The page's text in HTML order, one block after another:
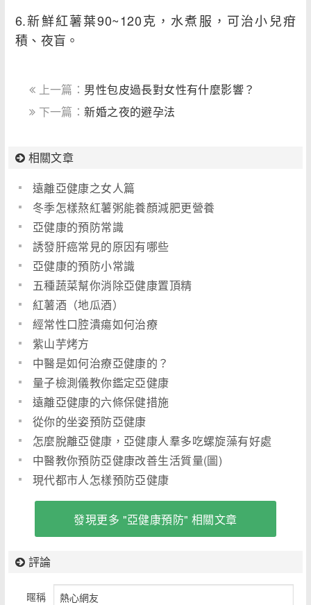
6.新鮮紅薯葉90~120克，水煮服，可治小兒疳
積、夜盲。
上一篇： 男性包皮過長對女性有什麼影響？
下一篇：新婚之夜的避孕法
相關文章
遠離亞健康之女人篇
冬季怎樣熬紅薯粥能養顏減肥更營養
亞健康的預防常識
誘發肝癌常見的原因有哪些
亞健康的預防小常識
五種蔬菜幫你消除亞健康置頂精
紅薯酒（地瓜酒）
經常性口腔潰瘍如何治療
紫山芋烤方
中醫是如何治療亞健康的？
量子檢測儀教你鑑定亞健康
遠離亞健康的六條保健措施
從你的坐姿預防亞健康
怎麼脫離亞健康，亞健康人羣多吃螺旋藻有好處
中醫教你預防亞健康改善生活質量(圖)
現代都市人怎樣預防亞健康
發現更多 "亞健康預防" 相關文章
評論
暱稱